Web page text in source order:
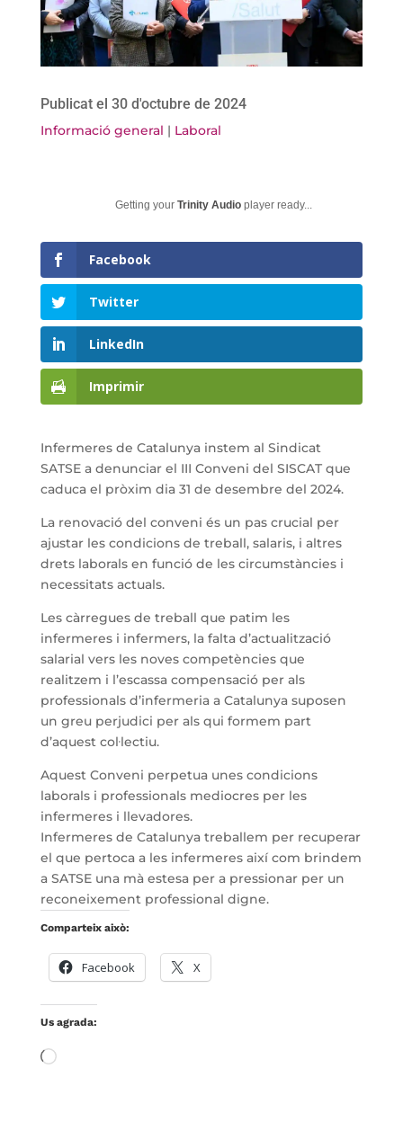
Publicat el 30 d'octubre de 2024
Informació general | Laboral
Getting your Trinity Audioplayer ready...
Facebook
Twitter
LinkedIn
Imprimir
Infermeres de Catalunya instem al Sindicat
SATSE a denunciar el III Conveni del SISCAT que
caduca el pròxim dia 31 de desembre del 2024.
La renovació del conveni és un pas crucial per
ajustar les condicions de treball, salaris, i altres
drets laborals en funció de les circumstàncies i
necessitats actuals.
Les càrregues de treball que patim les
infermeres i infermers, la falta d’actualització
salarial vers les noves competències que
realitzem i l’escassa compensació per als
professionals d’infermeria a Catalunya suposen
un greu perjudici per als qui formem part
d’aquest col·lectiu.
Aquest Conveni perpetua unes condicions
laborals i professionals mediocres per les
infermeres i llevadores.
Infermeres de Catalunya treballem per recuperar
el que pertoca a les infermeres així com brindem
a SATSE una mà estesa per a pressionar per un
reconeixement professional digne.
Comparteix això:
Facebook X
Us agrada:
S'està